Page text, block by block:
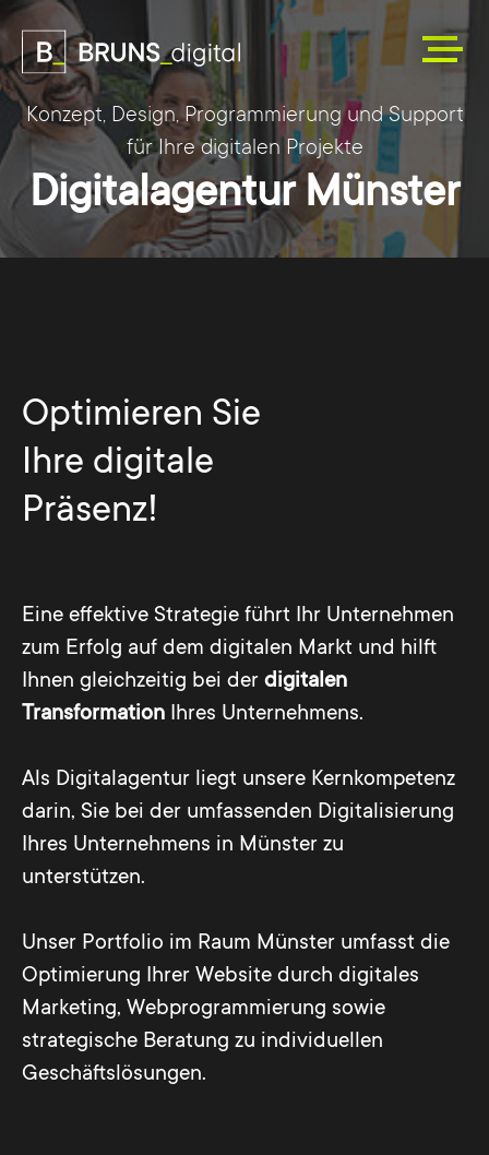
Konzept, Design, Programmierung und Support
für Ihre digitalen Projekte
Digitalagentur Münster
Optimieren Sie
Ihre digitale
Präsenz!
Eine effektive Strategie führt Ihr Unternehmen
zum Erfolg auf dem digitalen Markt und hilft
Ihnen gleichzeitig bei der digitalen
Transformation Ihres Unternehmens.
Als Digitalagentur liegt unsere Kernkompetenz
darin, Sie bei der umfassenden Digitalisierung
Ihres Unternehmens in Münster zu
unterstützen.
Unser Portfolio im Raum Münster umfasst die
Optimierung Ihrer Website durch digitales
Marketing, Webprogrammierung sowie
strategische Beratung zu individuellen
Geschäftslösungen.